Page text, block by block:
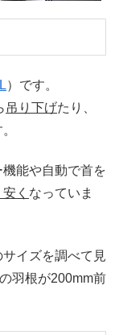
）です。
吊り下げたり、
能や自動で首を
く なっていま
イズを調べて見
羽根が200mm前